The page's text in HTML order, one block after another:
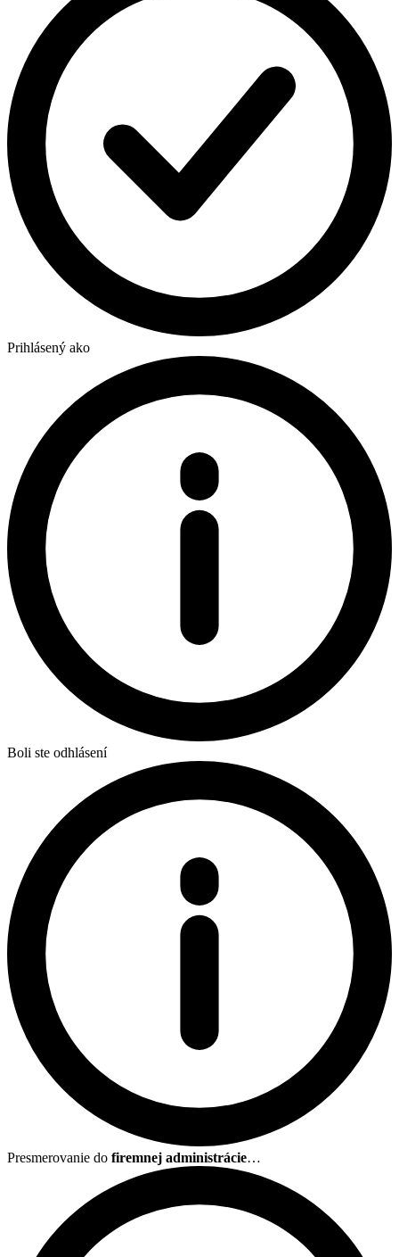
Prihlásený ako
Boli ste odhlásení
Presmerovanie do firemnej administrácie…